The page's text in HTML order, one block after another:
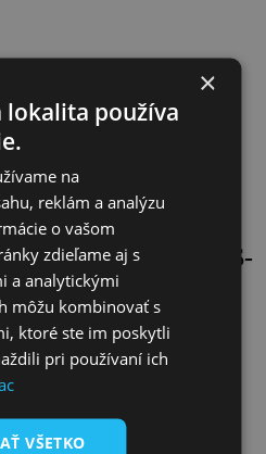
projekt VVS-
a 5. výročie Klubu
×
lokalita používa
na
reklám a analýzu
o vašom
zdieľame aj s
a analytickými
môžu kombinovať s
ktoré ste im poskytli
pri používaní ich
VŠETKO